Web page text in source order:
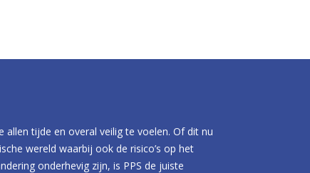
tijde en overal veilig te voelen. Of dit nu
wereld waarbij ook de risico’s op het
onderhevig zijn, is PPS de juiste